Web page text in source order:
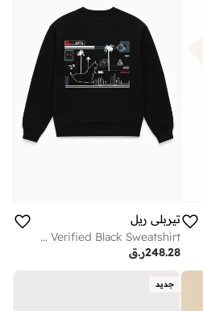
تيربلي ريل
ABU DHABI Verified Black Sweatshirt
ر.ق248.28
جديد